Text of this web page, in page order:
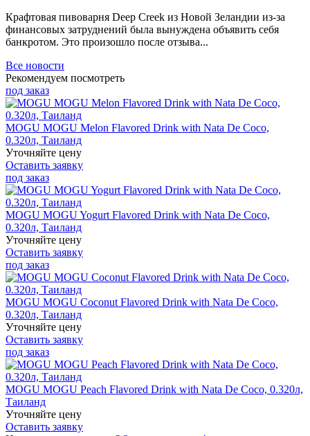
Крафтовая пивоварня Deep Creek из Новой Зеландии из-за
финансовых затруднений была вынуждена объявить себя
банкротом. Это произошло после отзыва...
Все новости
Рекомендуем посмотреть
под заказ
MOGU MOGU Melon Flavored Drink with Nata De Coco,
0.320л, Таиланд
Уточняйте цену
Оставить заявку
под заказ
MOGU MOGU Yogurt Flavored Drink with Nata De Coco,
0.320л, Таиланд
Уточняйте цену
Оставить заявку
под заказ
MOGU MOGU Coconut Flavored Drink with Nata De Coco,
0.320л, Таиланд
Уточняйте цену
Оставить заявку
под заказ
MOGU MOGU Peach Flavored Drink with Nata De Coco, 0.320л,
Таиланд
Уточняйте цену
Оставить заявку